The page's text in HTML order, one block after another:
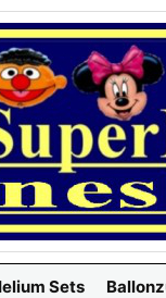
Sets